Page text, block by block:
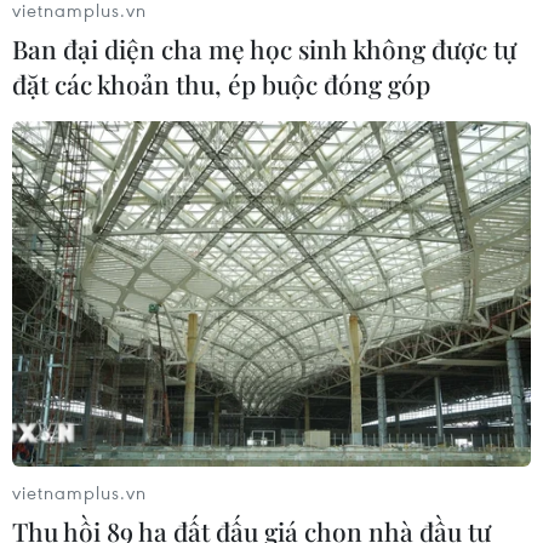
Việt Nam
03/08/2026 07:21
Làn sóng phản đối lan khắp châu Âu,
FIFA đối diện yêu cầu cải tổ
03/08/2026 05:01
Nhận định Campuchia vs
Timor Leste: Trận chiến vì 3 điểm
danh dự cho "Các chiến binh
Angkor"
03/08/2026 03:30
ASEAN Cup 2026: Đội tuyển Việt
vietnamplus.vn
Ban đại diện cha mẹ học sinh không được tự
đặt các khoản thu, ép buộc đóng góp
vietnamplus.vn
Thu hồi 89 ha đất đấu giá chọn nhà đầu tư